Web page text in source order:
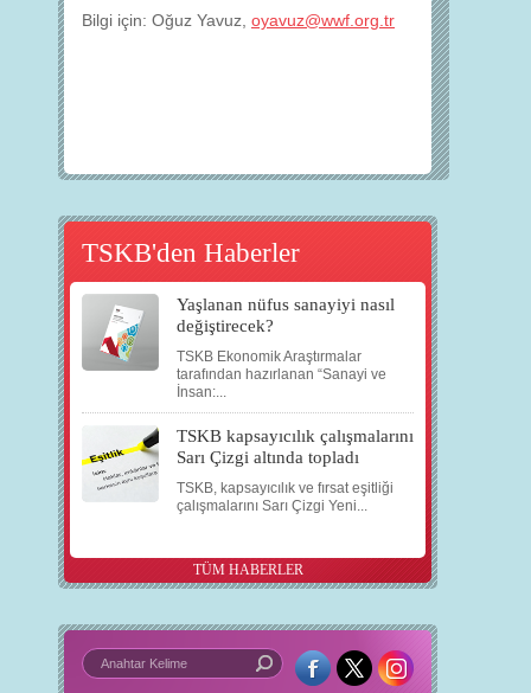
Bilgi için: Oğuz Yavuz, oyavuz@wwf.org.tr
TSKB'den Haberler
Yaşlanan nüfus sanayiyi nasıl
değiştirecek?
TSKB Ekonomik Araştırmalar
tarafından hazırlanan “Sanayi ve
İnsan:...
TSKB kapsayıcılık çalışmalarını
Sarı Çizgi altında topladı
TSKB, kapsayıcılık ve fırsat eşitliği
çalışmalarını Sarı Çizgi Yeni...
TÜM HABERLER